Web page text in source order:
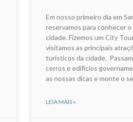
Em nosso primeiro dia em
reservamos para conhecer
cidade. Fizemos um City
visitamos as principais
turísticos da cidade.
cerros e edifícios
as nossas dicas e monte o
LEIA MAIS »